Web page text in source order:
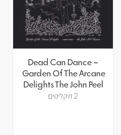
Dead Can Dance –
Garden Of The Arcane
Delights The John Peel
Sessions
2 תקליטים